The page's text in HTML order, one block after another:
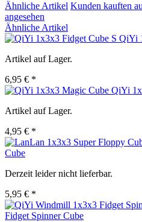
Ähnliche Artikel Kunden kauften
angesehen
Ähnliche Artikel
QiYi
Artikel auf Lager.
6,95 € *
QiYi
Artikel auf Lager.
4,95 € *
Cube
Derzeit leider nicht lieferbar.
5,95 € *
Fidget Spinner Cube